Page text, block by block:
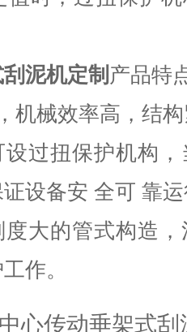
泥机定制 产品特
机械效率高，结
过扭保护机构
设备安 全可 靠
大的管式构造
作。